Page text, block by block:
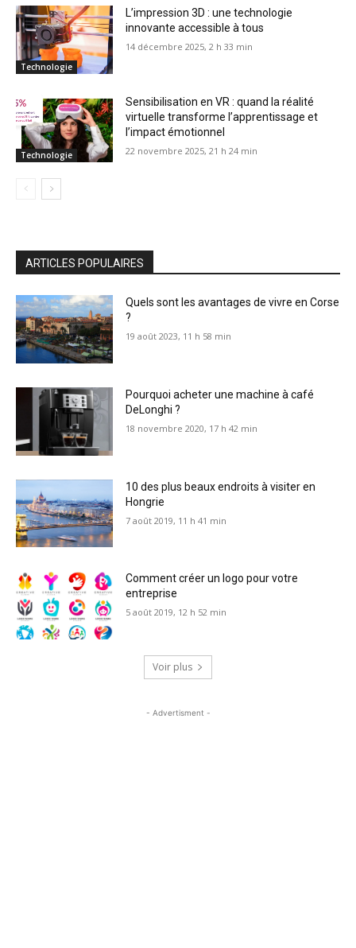
Technologie
L’impression 3D : une technologie
innovante accessible à tous
14 décembre 2025, 2 h 33 min
Technologie
Sensibilisation en VR : quand la réalité
virtuelle transforme l’apprentissage et
l’impact émotionnel
22 novembre 2025, 21 h 24 min
ARTICLES POPULAIRES
Quels sont les avantages de vivre en Corse
?
19 août 2023, 11 h 58 min
Pourquoi acheter une machine à café
DeLonghi ?
18 novembre 2020, 17 h 42 min
10 des plus beaux endroits à visiter en
Hongrie
7 août 2019, 11 h 41 min
Comment créer un logo pour votre
entreprise
5 août 2019, 12 h 52 min
Voir plus
- Advertisment -